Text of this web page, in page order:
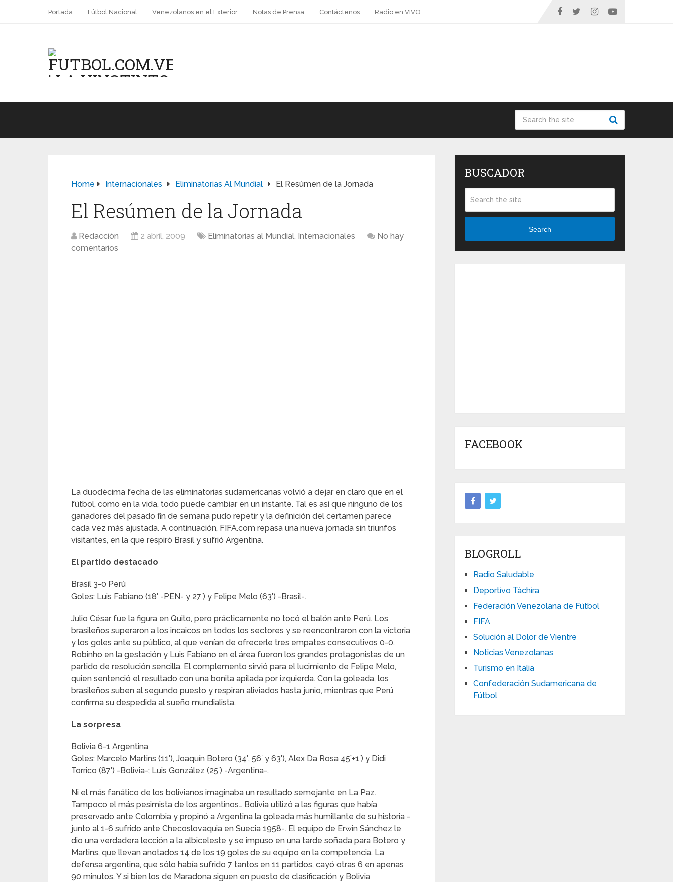
Portada Fútbol Nacional Venezolanos en el Exterior Notas de Prensa Contáctenos Radio en VIVO
Home Internacionales Eliminatorias Al Mundial El Resúmen de la Jornada
El Resúmen de la Jornada
Redacción 2 abril, 2009 Eliminatorias al Mundial, Internacionales
No hay
comentarios
La duodécima fecha de las eliminatorias sudamericanas volvió a dejar en claro que en el
fútbol, como en la vida, todo puede cambiar en un instante. Tal es así que ninguno de los
ganadores del pasado fin de semana pudo repetir y la definición del certamen parece
cada vez más ajustada. A continuación, FIFA.com repasa una nueva jornada sin triunfos
visitantes, en la que respiró Brasil y sufrió Argentina.
El partido destacado
Brasil 3-0 Perú
Goles: Luis Fabiano (18′ -PEN- y 27′) y Felipe Melo (63′) -Brasil-.
Julio César fue la figura en Quito, pero prácticamente no tocó el balón ante Perú. Los
brasileños superaron a los incaicos en todos los sectores y se reencontraron con la victoria
y los goles ante su público, al que venían de ofrecerle tres empates consecutivos 0-0.
Robinho en la gestación y Luis Fabiano en el área fueron los grandes protagonistas de un
partido de resolución sencilla. El complemento sirvió para el lucimiento de Felipe Melo,
quien sentenció el resultado con una bonita apilada por izquierda. Con la goleada, los
brasileños suben al segundo puesto y respiran aliviados hasta junio, mientras que Perú
confirma su despedida al sueño mundialista.
La sorpresa
Bolivia 6-1 Argentina
Goles: Marcelo Martins (11′), Joaquín Botero (34′, 56′ y 63′), Alex Da Rosa 45’+1′) y Didi
Torrico (87′) -Bolivia-; Luis González (25′) -Argentina-.
Ni el más fanático de los bolivianos imaginaba un resultado semejante en La Paz.
Tampoco el más pesimista de los argentinos… Bolivia utilizó a las figuras que había
preservado ante Colombia y propinó a Argentina la goleada más humillante de su historia -
junto al 1-6 sufrido ante Checoslovaquia en Suecia 1958-. El equipo de Erwin Sánchez le
dio una verdadera lección a la albiceleste y se impuso en una tarde soñada para Botero y
Martins, que llevan anotados 14 de los 19 goles de su equipo en la competencia. La
defensa argentina, que sólo había sufrido 7 tantos en 11 partidos, cayó otras 6 en apenas
90 minutos. Y si bien los de Maradona siguen en puesto de clasificación y Bolivia
BUSCADOR
Search
FACEBOOK
BLOGROLL
Radio Saludable
Deportivo Táchira
Federación Venezolana de Fútbol
FIFA
Solución al Dolor de Vientre
Noticias Venezolanas
Turismo en Italia
Confederación Sudamericana de
Fútbol